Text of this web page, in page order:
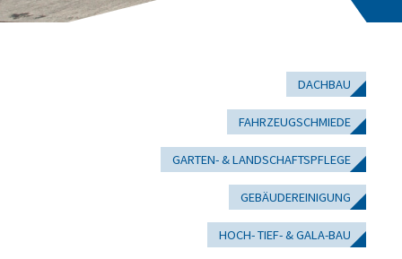
DACHBAU
FAHRZEUGSCHMIEDE
GARTEN- & LANDSCHAFTSPFLEGE
GEBÄUDEREINIGUNG
HOCH- TIEF- & GALA-BAU